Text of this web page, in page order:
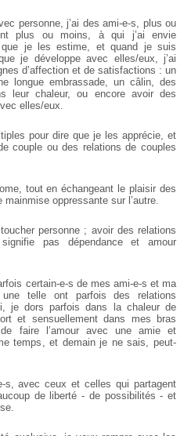
personne, j’ai des ami-e-s, plus ou
plus ou moins, à qui j’ai envie
que je les estime, et quand je suis
je développe avec elles/eux, j’ai
d’affection et de satisfactions : un
longue embrassade, un câlin, des
leur chaleur, ou encore avoir des
elles/eux.
pour dire que je les apprécie, et
couple ou des relations de couples
tout en échangeant le plaisir des
oppressante sur l’autre.
personne ; avoir des relations
pas dépendance et amour
certain-e-s de mes ami-e-s et ma
telle ont parfois des relations
je dors parfois dans la chaleur de
et sensuellement dans mes bras
faire l’amour avec une amie et
temps, et demain je ne sais, peut-
s, avec ceux et celles qui partagent
de liberté - de possibilités - et